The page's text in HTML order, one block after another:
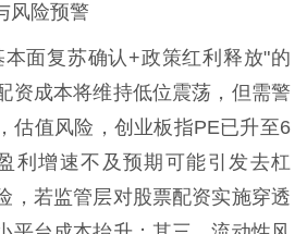
风险预警
面复苏确认+政策红利释放"的
资成本将维持低位震荡，但需警
估值风险，创业板指PE已升至6
利增速不及预期可能引发去杠
，若监管层对股票配资实施穿透